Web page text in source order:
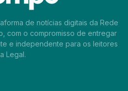
de notícias digitais da Rede
com o compromisso de entregar
e independente para os leitores
Legal.